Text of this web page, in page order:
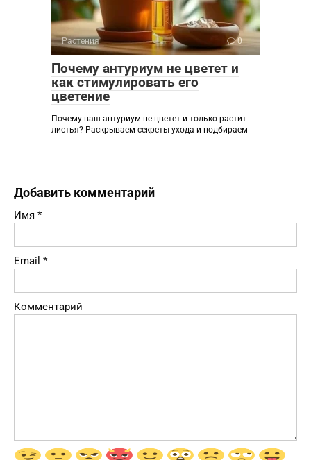
Растения 0
Почему антуриум не цветет и
как стимулировать его
цветение
Почему ваш антуриум не цветет и только растит
листья? Раскрываем секреты ухода и подбираем
Добавить комментарий
Имя *
Email *
Комментарий